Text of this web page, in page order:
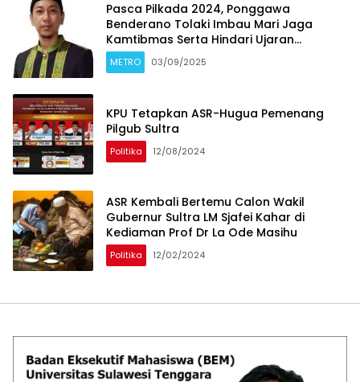
Pasca Pilkada 2024, Ponggawa
Benderano Tolaki Imbau Mari Jaga
Kamtibmas Serta Hindari Ujaran
Kebencian Demi Kemajuan Sultra
METRO 03/09/2025
KPU Tetapkan ASR-Hugua Pemenang
Pilgub Sultra
Politika 12/08/2024
ASR Kembali Bertemu Calon Wakil
Gubernur Sultra LM Sjafei Kahar di
Kediaman Prof Dr La Ode Masihu
Politika 12/02/2024